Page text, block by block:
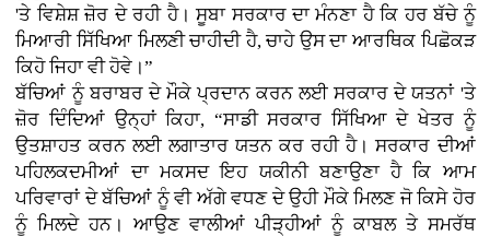
'ਤੇ ਵਿਸ਼ੇਸ਼ ਜ਼ੋਰ ਦੇ ਰਹੀ ਹੈ। ਸੂਬਾ ਸਰਕਾਰ ਦਾ ਮੰਨਣਾ ਹੈ ਕਿ ਹਰ ਬੱਚੇ ਨੂੰ
ਮਿਆਰੀ ਸਿੱਖਿਆ ਮਿਲਣੀ ਚਾਹੀਦੀ ਹੈ, ਚਾਹੇ ਉਸ ਦਾ ਆਰਥਿਕ ਪਿਛੋਕੜ
ਕਿਹੋ ਜਿਹਾ ਵੀ ਹੋਵੇ।”
ਬੱਚਿਆਂ ਨੂੰ ਬਰਾਬਰ ਦੇ ਮੌਕੇ ਪ੍ਰਦਾਨ ਕਰਨ ਲਈ ਸਰਕਾਰ ਦੇ ਯਤਨਾਂ 'ਤੇ
ਜ਼ੋਰ ਦਿੰਦਿਆਂ ਉਨ੍ਹਾਂ ਕਿਹਾ, “ਸਾਡੀ ਸਰਕਾਰ ਸਿੱਖਿਆ ਦੇ ਖੇਤਰ ਨੂੰ
ਉਤਸ਼ਾਹਤ ਕਰਨ ਲਈ ਲਗਾਤਾਰ ਯਤਨ ਕਰ ਰਹੀ ਹੈ। ਸਰਕਾਰ ਦੀਆਂ
ਪਹਿਲਕਦਮੀਆਂ ਦਾ ਮਕਸਦ ਇਹ ਯਕੀਨੀ ਬਣਾਉਣਾ ਹੈ ਕਿ ਆਮ
ਪਰਿਵਾਰਾਂ ਦੇ ਬੱਚਿਆਂ ਨੂੰ ਵੀ ਅੱਗੇ ਵਧਣ ਦੇ ਉਹੀ ਮੌਕੇ ਮਿਲਣ ਜੋ ਕਿਸੇ ਹੋਰ
ਨੂੰ ਮਿਲਦੇ ਹਨ। ਆਉਣ ਵਾਲੀਆਂ ਪੀੜ੍ਹੀਆਂ ਨੂੰ ਕਾਬਲ ਤੇ ਸਮਰੱਥ